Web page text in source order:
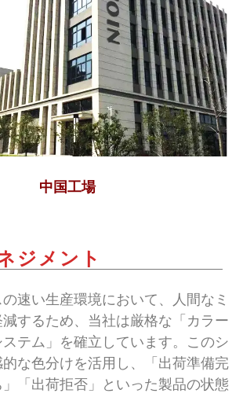
中国工場
ジメント
速い生産環境において、人間なミ
するため、当社は厳格な「カラー
テム」を確立しています。このシ
な色分けを活用し、「出荷準備完
「出荷拒否」といった製品の状態